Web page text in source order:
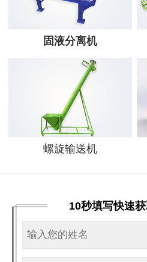
固液分离机
螺旋输送机
10秒填写快速